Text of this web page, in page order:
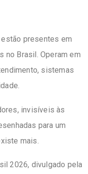
estão presentes em
no Brasil. Operam em
sistemas
invisíveis às
para um
mais.
2026, divulgado pela